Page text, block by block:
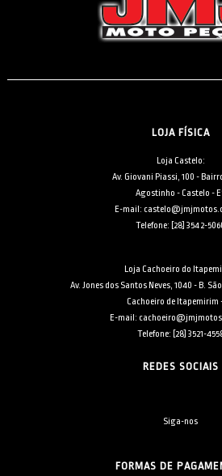
LOJA FÍSICA
Loja Castelo:
Av. Giovani Piassi, 100 -
Agostinho - Castelo -
E-mail:
Telefone: [28] 3542-
Loja Cachoeiro do
Av. Jones dos Santos Neves, 1040 - B.
Cachoeiro de Itapemirim
E-mail:
Telefone: [28] 3521-
REDES SOCIAIS
Siga-nos
FORMAS DE